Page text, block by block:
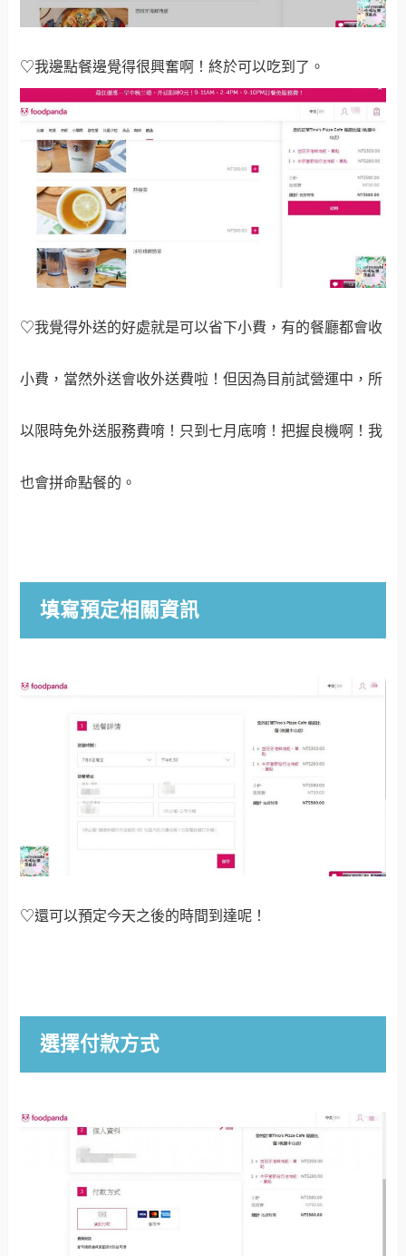
♡我邊點餐邊覺得很興奮啊！終於可以吃到了。
♡我覺得外送的好處就是可以省下小費，有的餐廳都會收
小費，當然外送會收外送費啦！但因為目前試營運中，所
以限時免外送服務費唷！只到七月底唷！把握良機啊！我
也會拼命點餐的。
填寫預定相關資訊
♡還可以預定今天之後的時間到達呢！
選擇付款方式